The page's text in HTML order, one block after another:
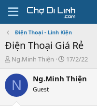
Điện Thoại - Linh Kiện
Điện Thoại Giá Rẻ
T
r
e
a
Ng.Minh Thiện
N
à
17/2/22
N Ng.Minh Thiện
Guest